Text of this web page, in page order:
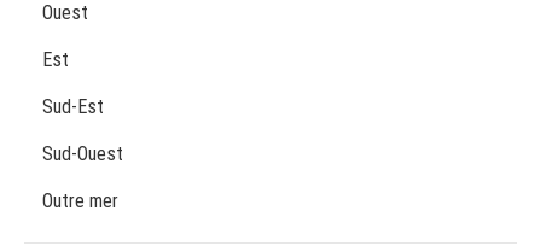
Ouest
Est
Sud-Est
Sud-Ouest
Outre mer